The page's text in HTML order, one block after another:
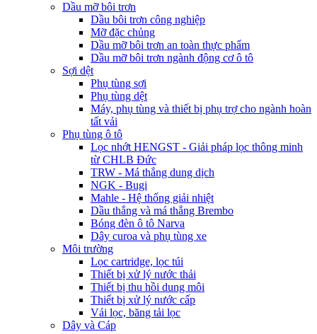
Dầu mỡ bôi trơn
Dầu bôi trơn công nghiệp
Mỡ đặc chủng
Dầu mỡ bôi trơn an toàn thực phẩm
Dầu mỡ bôi trơn ngành động cơ ô tô
Sợi dệt
Phụ tùng sợi
Phụ tùng dệt
Máy, phụ tùng và thiết bị phụ trợ cho ngành hoàn
tất vải
Phụ tùng ô tô
Lọc nhớt HENGST - Giải pháp lọc thông minh
từ CHLB Đức
TRW - Má thắng dung dịch
NGK - Bugi
Mahle - Hệ thống giải nhiệt
Dầu thắng và má thắng Brembo
Bóng đèn ô tô Narva
Dây curoa và phụ tùng xe
Môi trường
Lọc cartridge, lọc túi
Thiết bị xử lý nước thải
Thiết bị thu hồi dung môi
Thiết bị xử lý nước cấp
Vải lọc, băng tải lọc
Dây và Cáp